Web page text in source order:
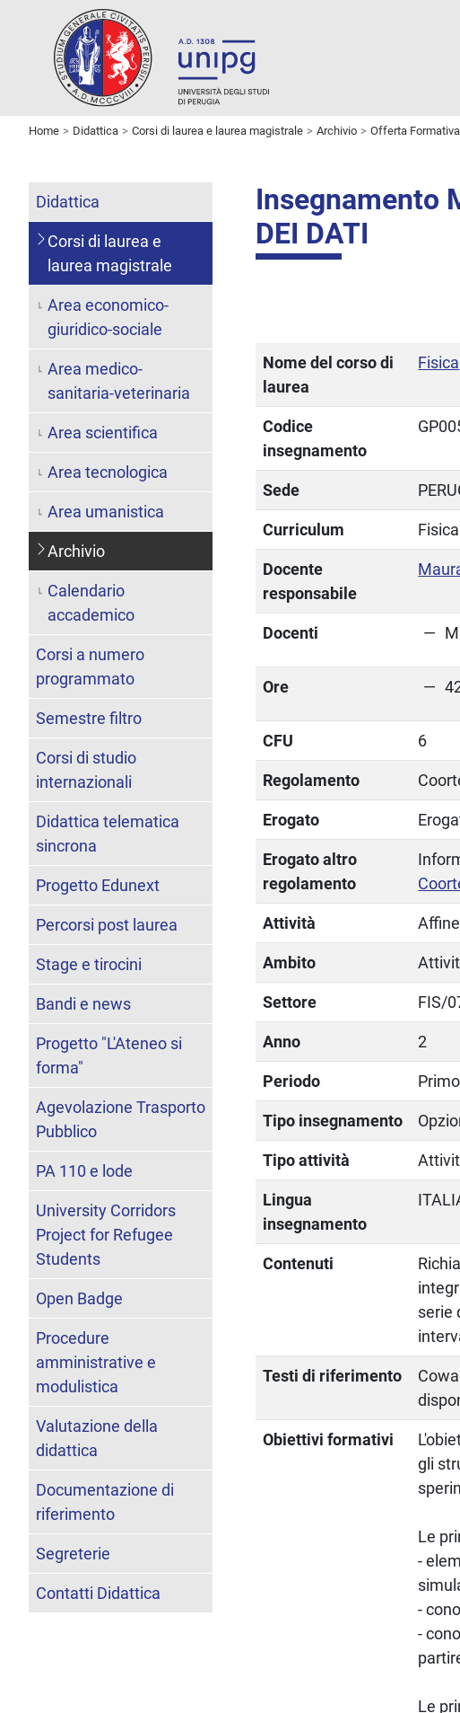
Home Didattica Corsi di laurea e laurea magistrale Archivio Offerta
Insegnamento
DEI DATI
Nome del corso di
laurea
Fisica
Codice
insegnamento
Sede
Curriculum
Docente
responsabile
Docenti
Ore
CFU 6
Regolamento
Erogato
Erogato altro
regolamento
Attività
Ambito
Settore FIS/
Anno 2
Periodo
Tipo insegnamento
Tipo attività
Lingua
insegnamento
Contenuti
serie
Testi di riferimento
Obiettivi formativi
gli
Le
-
-
-
Le
Didattica
Corsi di laurea e
laurea magistrale
Area economico-
giuridico-sociale
Area medico-
sanitaria-veterinaria
Area scientifica
Area tecnologica
Area umanistica
Archivio
Calendario
accademico
Corsi a numero
programmato
Semestre filtro
Corsi di studio
internazionali
Didattica telematica
sincrona
Progetto Edunext
Percorsi post laurea
Stage e tirocini
Bandi e news
Progetto "L'Ateneo si
forma"
Agevolazione Trasporto
Pubblico
PA 110 e lode
University Corridors
Project for Refugee
Students
Open Badge
Procedure
amministrative e
modulistica
Valutazione della
didattica
Documentazione di
riferimento
Segreterie
Contatti Didattica